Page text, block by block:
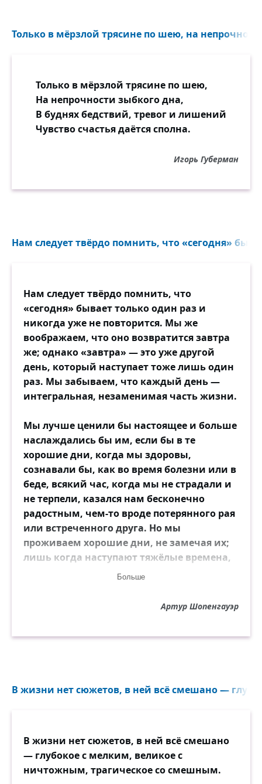
Только в мёрзлой трясине по шею, на
Только в мёрзлой трясине по шею,
На непрочности зыбкого дна,
В буднях бедствий, тревог и лишений
Чувство счастья даётся сполна.
Игорь Губерман
Нам следует твёрдо помнить, что «сегодня»
Нам следует твёрдо помнить, что
«сегодня» бывает только один раз и
никогда уже не повторится. Мы же
воображаем, что оно возвратится завтра
же; однако «завтра» — это уже другой
день, который наступает тоже лишь один
раз. Мы забываем, что каждый день —
интегральная, незаменимая часть жизни.
Мы лучше ценили бы настоящее и больше
наслаждались бы им, если бы в те
хорошие дни, когда мы здоровы,
сознавали бы, как во время болезни или в
беде, всякий час, когда мы не страдали и
не терпели, казался нам бесконечно
радостным, чем-то вроде потерянного рая
или встреченного друга. Но мы
проживаем хорошие дни, не замечая их;
лишь когда наступают тяжёлые времена,
мы жаждем вернуть их и становимся
кислым лицом тысячи весёлых и
равнодушно пропускаем мимо себя и
освещённое сиянием вечности,
сохраняется нашей памятью, и когда эта
последняя в тяжёлый час снимет завесу,
Больше
Артур Шопенгауэр
В жизни нет сюжетов, в ней всё смешано —
В жизни нет сюжетов, в ней всё смешано
— глубокое с мелким, великое с
ничтожным, трагическое со смешным.